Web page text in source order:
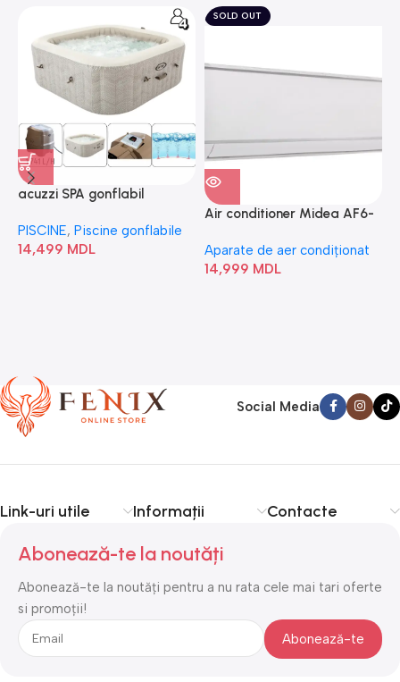
acuzzi SPA gonflabil
Bubble” 28446
PISCINE, Piscine gonflabile
14,499 MDL
SOLD OUT
Air conditioner Midea AF6-
Aparate de aer condiționat
14,999 MDL
Social Media
Link-uri utile Informații Contacte
Abonează-te la noutăți
Abonează-te la noutăți pentru a nu rata cele mai tari oferte
si promoții!